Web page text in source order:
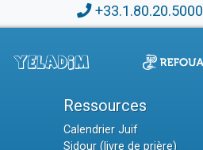
+33.1.80.20.5000
Ressources
Calendrier Juif
Sidour (livre de prière)